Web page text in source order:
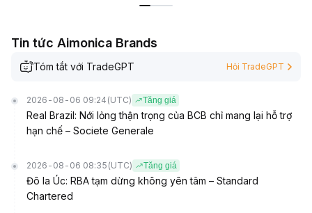
Tin tức Aimonica Brands
Tóm tắt với TradeGPT Hỏi TradeGPT
2026-08-06 09:24 (UTC) Tăng giá
Real Brazil: Nới lỏng thận trọng của BCB chỉ mang lại hỗ trợ
hạn chế – Societe Generale
2026-08-06 08:35 (UTC) Tăng giá
Đô la Úc: RBA tạm dừng không yên tâm – Standard
Chartered